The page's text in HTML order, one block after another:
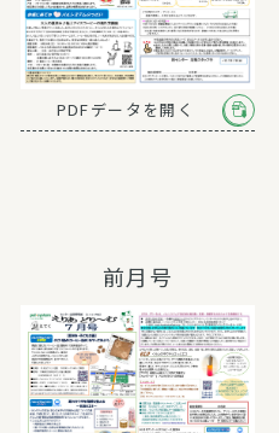
PDFデータを開く
前月号